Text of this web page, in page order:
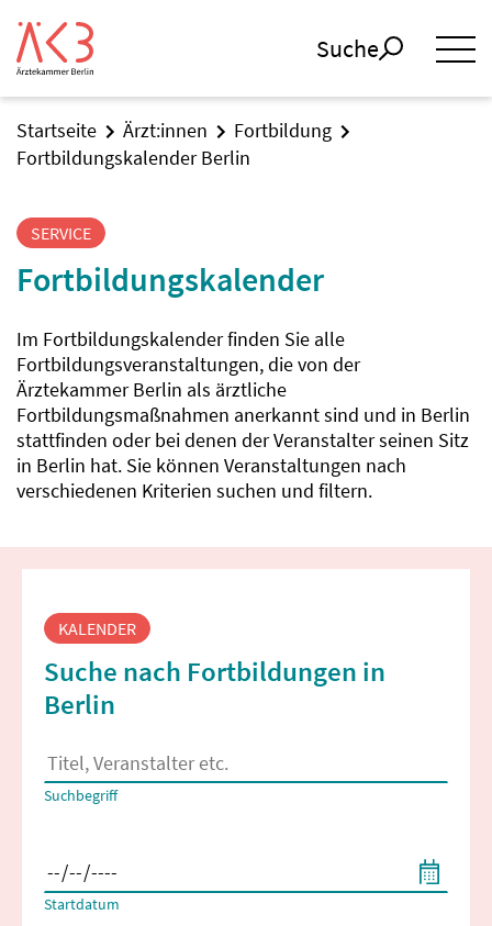
Suche
Startseite Ärzt:innen
Fortbildung
Fortbildungskalender Berlin
SERVICE
Fortbildungskalender
Im Fortbildungskalender finden Sie alle
Fortbildungsveranstaltungen, die von der
Ärztekammer Berlin als ärztliche
Fortbildungsmaßnahmen anerkannt sind und in Berlin
stattfinden oder bei denen der Veranstalter seinen Sitz
in Berlin hat. Sie können Veranstaltungen nach
verschiedenen Kriterien suchen und filtern.
Fortbildungssuche
KALENDER
Suche nach Fortbildungen in
Berlin
Es erscheinen Suchvorschläge, wenn mindestens 2 Zeichen
Suchbegriff
Startdatum